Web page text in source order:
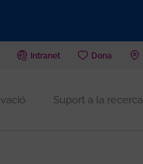
Intranet Dona
Suport a la recerca